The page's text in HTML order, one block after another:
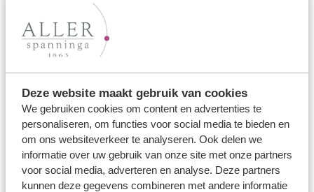
Deze website maakt gebruik van cookies
We gebruiken cookies om content en advertenties te
personaliseren, om functies voor social media te bieden en
om ons websiteverkeer te analyseren. Ook delen we
informatie over uw gebruik van onze site met onze partners
voor social media, adverteren en analyse. Deze partners
kunnen deze gegevens combineren met andere informatie
Reset verzoek versturen
Nog geen gebruikersnaam en wachtwoord ontvangen?
Vraag hierje inloggegevens aan.
Ons aanbod